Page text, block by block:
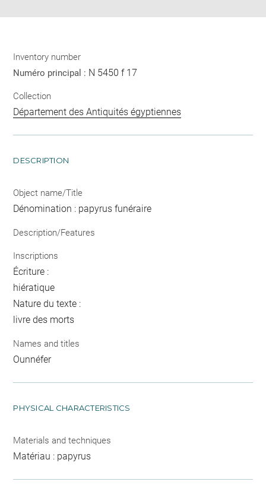
Inventory number
Numéro principal : N 5450 f 17
Collection
Département des Antiquités égyptiennes
DESCRIPTION
Object name/Title
Dénomination : papyrus funéraire
Description/Features
Inscriptions
Écriture :
hiératique
Nature du texte :
livre des morts
Names and titles
Ounnéfer
PHYSICAL CHARACTERISTICS
Materials and techniques
Matériau : papyrus